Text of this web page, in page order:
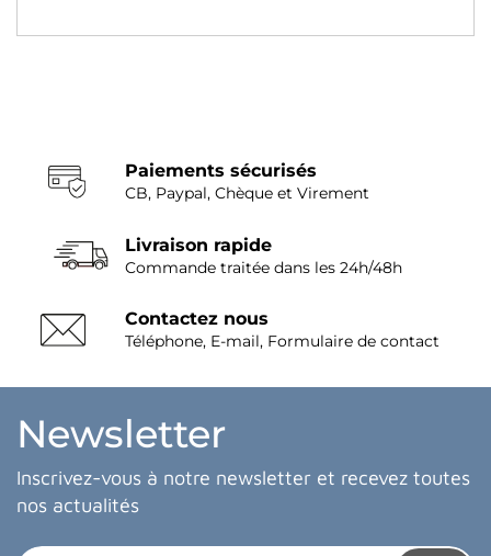
Paiements sécurisés
CB, Paypal, Chèque et Virement
Livraison rapide
Commande traitée dans les 24h/48h
Contactez nous
Téléphone, E-mail, Formulaire de contact
Newsletter
Inscrivez-vous à notre newsletter et recevez toutes
nos actualités